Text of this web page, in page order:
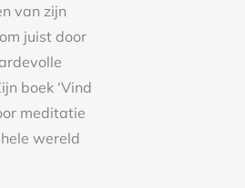
van zijn
juist door
boek ‘Vind
meditatie
wereld